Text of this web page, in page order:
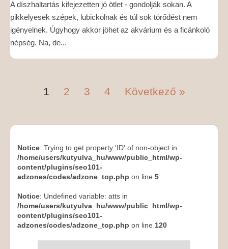
A díszhaltartás kifejezetten jó ötlet - gondolják sokan. A
pikkelyesek szépek, lubickolnak és túl sok törődést nem
igényelnek. Úgyhogy akkor jöhet az akvárium és a ficánkoló
népség. Na, de...
1 2 3 4 Következő »
Notice: Trying to get property 'ID' of non-object in
/home/users/kutyulva_hu/www/public_html/wp-
content/plugins/seo101-
adzones/codes/adzone_top.php on line 5
Notice: Undefined variable: atts in
/home/users/kutyulva_hu/www/public_html/wp-
content/plugins/seo101-
adzones/codes/adzone_top.php on line 120